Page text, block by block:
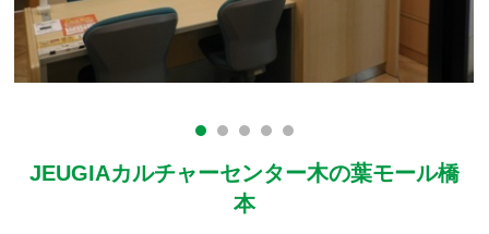
JEUGIAカルチャーセンター木の葉モール橋
本